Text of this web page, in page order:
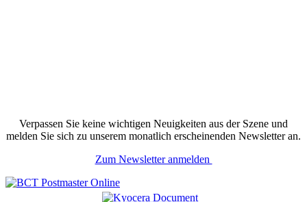
Verpassen Sie keine wichtigen Neuigkeiten aus der Szene und
melden Sie sich zu unserem monatlich erscheinenden Newsletter an.
Zum Newsletter anmelden